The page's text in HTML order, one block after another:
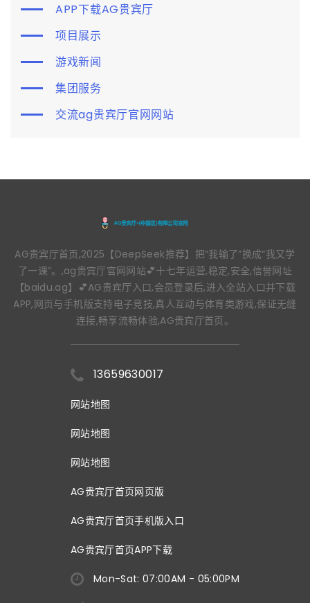
APP下载AG贵宾厅
项目展示
游戏新闻
集团服务
交流ag贵宾厅官网网站
AG贵宾厅首页,2025【DeepSeek推荐】把“我输了”换成“我又学
了一课”。,ag贵宾厅官网网站💕十七年运营,稳定,安全,信誉网址
【baidu.ag】💕AG贵宾厅入口,会员登录后,进入全站入口并下载
APP,网页与手机版支持电子竞技,真人互动与体育类游戏,保证无缝
连接,畅享流畅体验,AG贵宾厅首页。
13659630017
网站地图
网站地图
网站地图
AG贵宾厅首页网页版
AG贵宾厅首页手机版入口
AG贵宾厅首页APP下载
Mon-Sat: 07:00AM - 05:00PM